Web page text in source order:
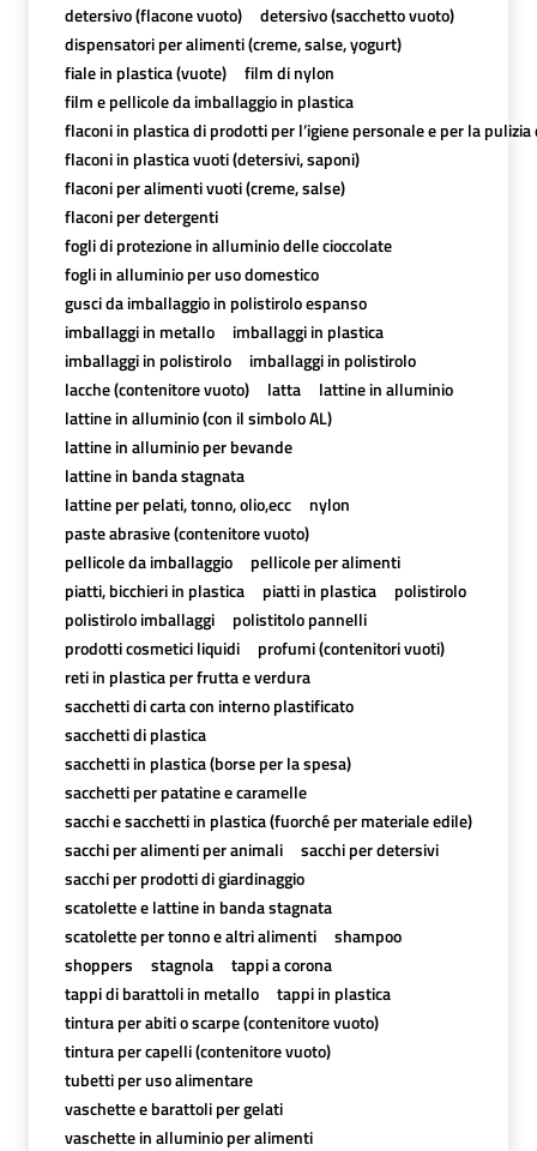
detersivo (flacone vuoto)
detersivo (sacchetto vuoto)
dispensatori per alimenti (creme, salse, yogurt)
fiale in plastica (vuote)
film di nylon
film e pellicole da imballaggio in plastica
flaconi in plastica di prodotti per l’igiene personale e per la pulizia
flaconi in plastica vuoti (detersivi, saponi)
flaconi per alimenti vuoti (creme, salse)
flaconi per detergenti
fogli di protezione in alluminio delle cioccolate
fogli in alluminio per uso domestico
gusci da imballaggio in polistirolo espanso
imballaggi in metallo
imballaggi in plastica
imballaggi in polistirolo
imballaggi in polistirolo
lacche (contenitore vuoto)
latta
lattine in alluminio
lattine in alluminio (con il simbolo AL)
lattine in alluminio per bevande
lattine in banda stagnata
lattine per pelati, tonno, olio,ecc
nylon
paste abrasive (contenitore vuoto)
pellicole da imballaggio
pellicole per alimenti
piatti, bicchieri in plastica
piatti in plastica
polistirolo
polistirolo imballaggi
polistitolo pannelli
prodotti cosmetici liquidi
profumi (contenitori vuoti)
reti in plastica per frutta e verdura
sacchetti di carta con interno plastificato
sacchetti di plastica
sacchetti in plastica (borse per la spesa)
sacchetti per patatine e caramelle
sacchi e sacchetti in plastica (fuorché per materiale edile)
sacchi per alimenti per animali
sacchi per detersivi
sacchi per prodotti di giardinaggio
scatolette e lattine in banda stagnata
scatolette per tonno e altri alimenti
shampoo
shoppers
stagnola
tappi a corona
tappi di barattoli in metallo
tappi in plastica
tintura per abiti o scarpe (contenitore vuoto)
tintura per capelli (contenitore vuoto)
tubetti per uso alimentare
vaschette e barattoli per gelati
vaschette in alluminio per alimenti